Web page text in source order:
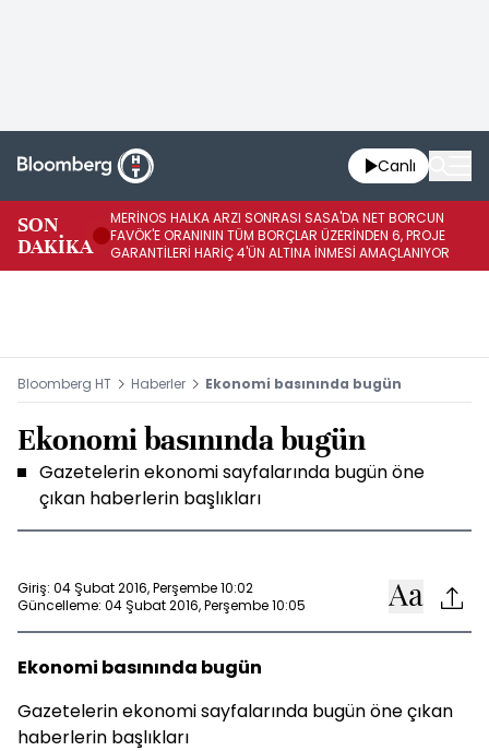
Canlı
SON
DAKİKA
MERİNOS HALKA ARZI SONRASI SASA'DA NET BORCUN
FAVÖK'E ORANININ TÜM BORÇLAR ÜZERİNDEN 6, PROJE
GARANTİLERİ HARİÇ 4'ÜN ALTINA İNMESİ AMAÇLANIYOR
Bloomberg HT Haberler Ekonomi basınında bugün
Ekonomi basınında bugün
Gazetelerin ekonomi sayfalarında bugün öne
çıkan haberlerin başlıkları
Giriş: 04 Şubat 2016, Perşembe 10:02
Güncelleme: 04 Şubat 2016, Perşembe 10:05
Ekonomi basınında bugün
Gazetelerin ekonomi sayfalarında bugün öne çıkan
haberlerin başlıkları